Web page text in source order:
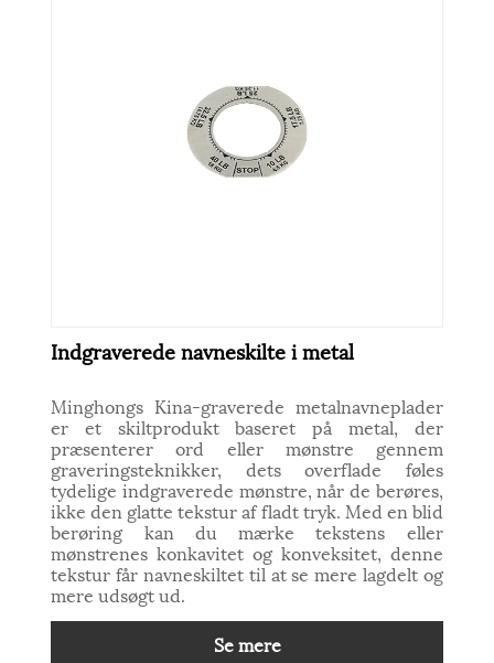
Indgraverede navneskilte i metal
Minghongs Kina-graverede metalnavneplader
er et skiltprodukt baseret på metal, der
præsenterer ord eller mønstre gennem
graveringsteknikker, dets overflade føles
tydelige indgraverede mønstre, når de berøres,
ikke den glatte tekstur af fladt tryk. Med en blid
berøring kan du mærke tekstens eller
mønstrenes konkavitet og konveksitet, denne
tekstur får navneskiltet til at se mere lagdelt og
mere udsøgt ud.
Se mere